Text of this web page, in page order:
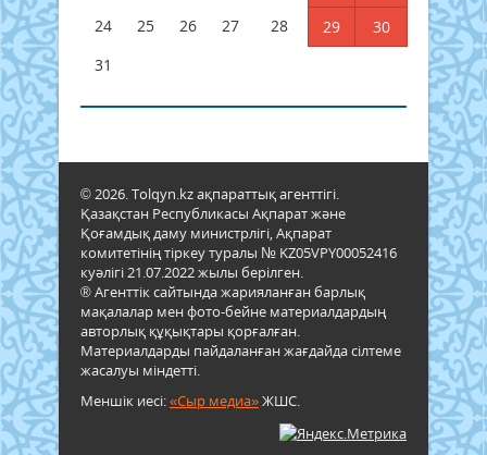
24
25 26 27 28 29
30
31
© 2026. Tolqyn.kz ақпараттық агенттігі.
Қазақстан Республикасы Ақпарат және
Қоғамдық даму министрлігі, Ақпарат
комитетінің тіркеу туралы № KZ05VPY00052416
куәлігі 21.07.2022 жылы берілген.
® Агенттік сайтында жарияланған барлық
мақалалар мен фото-бейне материалдардың
авторлық құқықтары қорғалған.
Материалдарды пайдаланған жағдайда сілтеме
жасалуы міндетті.
Меншік иесі:«Сыр медиа»ЖШС.